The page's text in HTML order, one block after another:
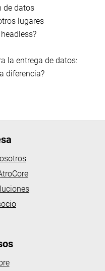
de datos
lugares
la entrega de datos:
diferencia?